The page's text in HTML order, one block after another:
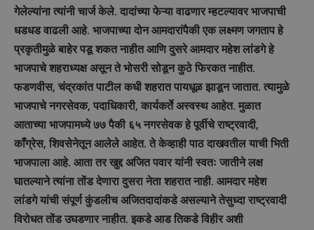
गेलेल्यांना त्यांनी चार्ज केले. दादांच्या फेऱ्या वाढणार म्हटल्यावर भाजपाची
धडधड वाढली आहे. भाजपाच्या दोन आमदारांपैकी एक लक्ष्मण जगताप हे
प्रकृतीमुळे बाहेर पडू शकत नाहीत आणि दुसरे आमदार महेश लांडगे हे
भाजपाचे शहराध्यक्ष असून ते भोसरी सोडून कुठे फिरकत नाहीत.
फडणवीस, चंद्रकांत पाटील कधी शहरात पायधूळ झाडून जातात. त्यामुळे
भाजपाचे नगरसेवक, पदाधिकारी, कार्यकर्ते अस्वस्थ आहेत. मुळात
आताच्या भाजपामध्ये ७७ पैकी ६५ नगरसेवक हे पूर्वीचे राष्ट्रवादी,
काँग्रेस, शिवसेनेतून आलेले आहेत. ते केव्हाही पाठ दाखवतील याची भिती
भाजपाला आहे. आता तर खुद्द अजित पवार यांनी स्वतः जातीने लक्ष
घातल्याने त्यांना तोंड देणारा दुसरा नेता शहरात नाही. आमदार महेश
लांडगे यांची संपूर्ण कुंडलीच अजितदादांकडे असल्याने तेसुध्दा राष्ट्रवादी
विरोधत तोंड उघडणार नाहीत. इकडे आड तिकडे विहीर अशी